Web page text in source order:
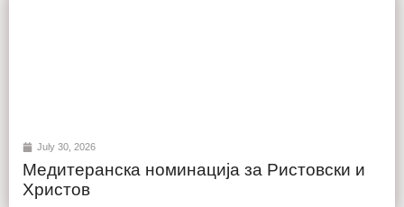
July 30, 2026
Медитеранска номинација за Ристовски и
Христов